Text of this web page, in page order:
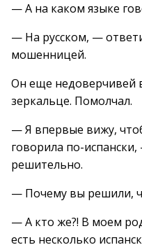
— А на каком языке
— На русском, —
мошенницей.
Он еще недоверчивей
зеркальце. Помолчал.
— Я впервые вижу,
говорила по-
решительно.
— Почему вы решили,
— А кто же?! В моем
есть несколько